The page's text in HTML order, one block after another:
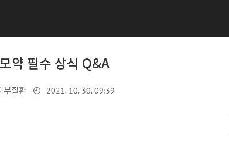
약 필수 상식 Q&A
부질환 2021. 10. 30. 09:39